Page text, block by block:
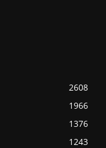
2608
1966
1376
1243